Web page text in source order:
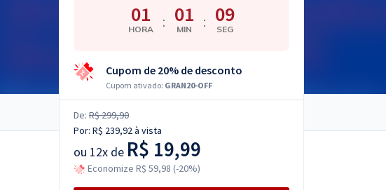
01
HORA : 01
MIN : 08
SEG
Cupom de 20% de desconto
Cupom ativado: GRAN20-OFF
De: R$ 299,90
Por: R$ 239,92à vista
ou 12x de R$ 19,99
Economize R$ 59,98 (-20%)